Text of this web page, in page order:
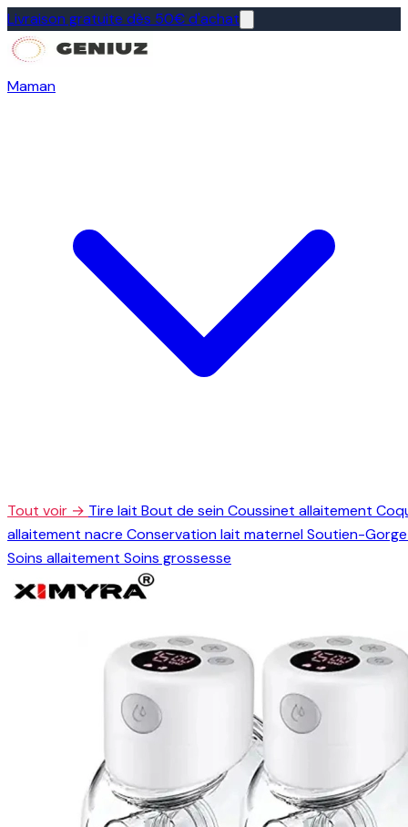
Livraison gratuite dès 50€ d'achat
Maman
Tout voir → Tire lait Bout de seinCoussinet allaitement
allaitement nacre Conservation lait maternelSoutien-
Soins allaitement Soins grossesse